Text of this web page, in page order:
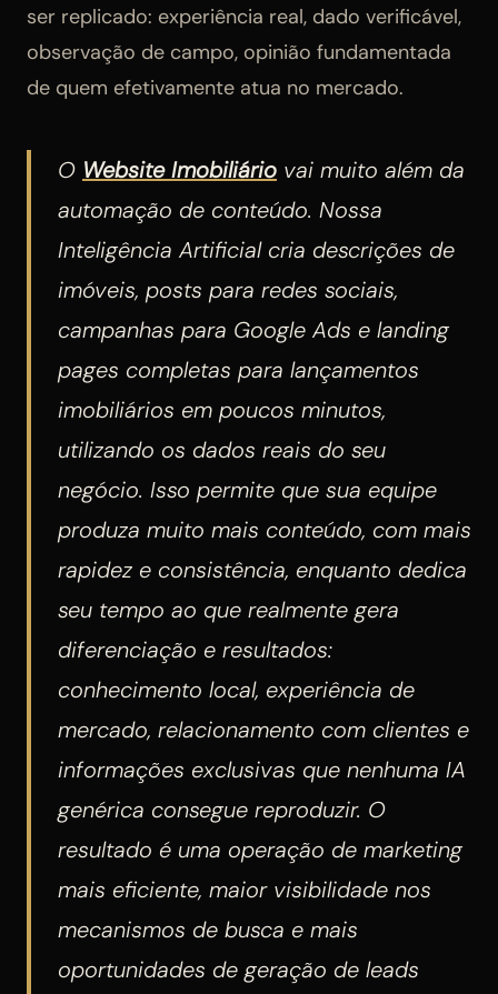
ser replicado: experiência real, dado verificável,
observação de campo, opinião fundamentada
de quem efetivamente atua no mercado.
O Website Imobiliário vai muito além da
automação de conteúdo. Nossa
Inteligência Artificial cria descrições de
imóveis, posts para redes sociais,
campanhas para Google Ads e landing
pages completas para lançamentos
imobiliários em poucos minutos,
utilizando os dados reais do seu
negócio. Isso permite que sua equipe
produza muito mais conteúdo, com mais
rapidez e consistência, enquanto dedica
seu tempo ao que realmente gera
diferenciação e resultados:
conhecimento local, experiência de
mercado, relacionamento com clientes e
informações exclusivas que nenhuma IA
genérica consegue reproduzir. O
resultado é uma operação de marketing
mais eficiente, maior visibilidade nos
mecanismos de busca e mais
oportunidades de geração de leads